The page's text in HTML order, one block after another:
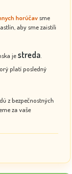
horúčav sme
aby sme zaistili
jestreda
platí posledný
z bezpečnostných
za vaše